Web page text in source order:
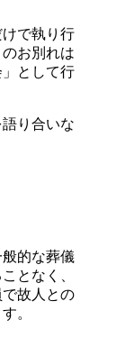
で執り行
お別れは
として行
般的な葬儀
となく、
故人との
。